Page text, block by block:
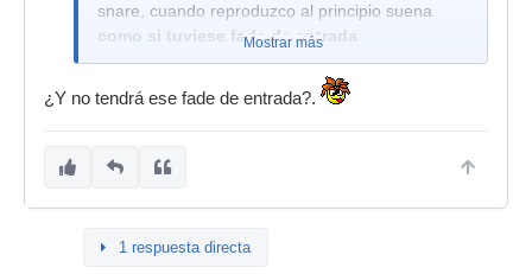
snare, cuando reproduzco al principio suena
como si tuviese fade de entrada
Mostrar más
¿Y no tendrá ese fade de entrada?.
1 respuesta directa